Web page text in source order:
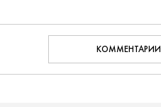
КОММЕНТАРИИ